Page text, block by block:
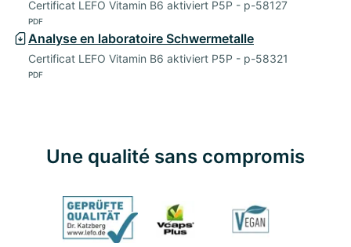
Certificat LEFO Vitamin B6 aktiviert P5P - p-58127
PDF
Analyse en laboratoire Schwermetalle
Certificat LEFO Vitamin B6 aktiviert P5P - p-58321
PDF
Une qualité sans compromis